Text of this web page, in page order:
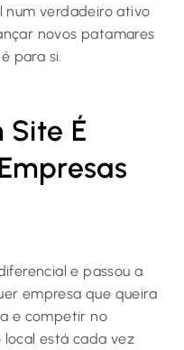
verdadeiro ativo
novos patamares
para si.
Site É
e passou a
empresa que queira
e competir no
está cada vez